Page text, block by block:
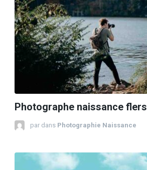
Photographe naissance flers
par dans Photographie Naissance